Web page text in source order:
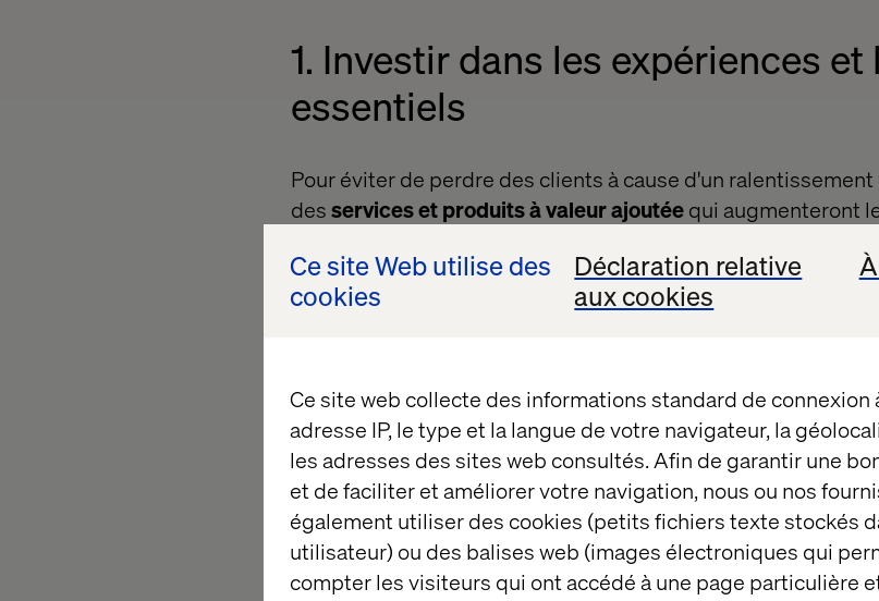
Ce site Web utilise des
cookies
Déclaration relative
aux cookies
Ce site web collecte des informations standard de
adresse IP, le type et la langue de votre navigateur, la
les adresses des sites web consultés. Afin de garantir une
et de faciliter et améliorer votre navigation, nous ou nos
également utiliser des cookies (petits fichiers texte stockés
utilisateur) ou des balises web (images électroniques qui
compter les visiteurs qui ont accédé à une page particulière
1. Investir dans les expériences
essentiels
Pour éviter de perdre des clients à cause d'un
desservices et produits à valeur ajoutéequi augmenteront
ce qui la distinguent de la concurrence. Ces deux éléments
de volatilité.
par une grande marque de luxe et d'horlogerie mondiale
En recueillant des informations sur les principaux groupes
visites du site web et des enquêtes, ainsi qu'en identifiant
personnalisation grâce aux données anonymes, cette
compréhension plus approfondie de ses clients. En
proposer des publicités plus ciblées et créer des expériences
s'appuyant sur des informations anonymes.